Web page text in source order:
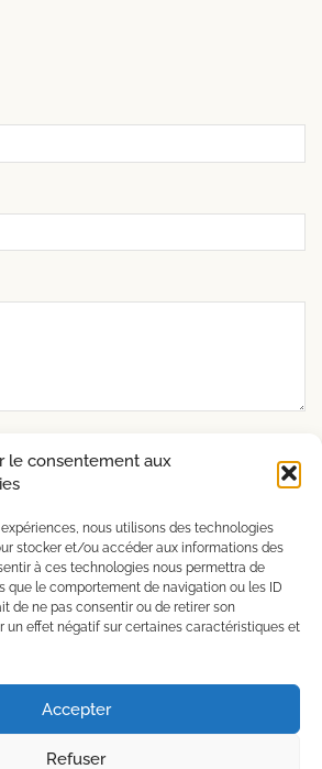
le consentement aux
nous utilisons des technologies
stocker et/ou accéder aux informations des
à ces technologies nous permettra de
que le comportement de navigation ou les ID
de ne pas consentir ou de retirer son
un effet négatif sur certaines caractéristiques et
Accepter
Refuser
est dangereux pour la santé, à
avec modération
© 2025 – Créé parDjaka